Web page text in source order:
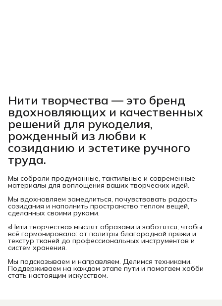
Нити творчества — это бренд
вдохновляющих и качественных
решений для рукоделия,
рожденный из любви к
созиданию и эстетике ручного
труда.
Мы собрали продуманные, тактильные и современные
материалы для воплощения ваших творческих идей.
Мы вдохновляем замедлиться, почувствовать радость
созидания и наполнить пространство теплом вещей,
сделанных своими руками.
«Нити творчества» мыслят образами и заботятся, чтобы
всё гармонировало: от палитры благородной пряжи и
текстур тканей до профессиональных инструментов и
систем хранения.
Мы подсказываем и направляем. Делимся техниками.
Поддерживаем на каждом этапе пути и помогаем хобби
стать настоящим искусством.